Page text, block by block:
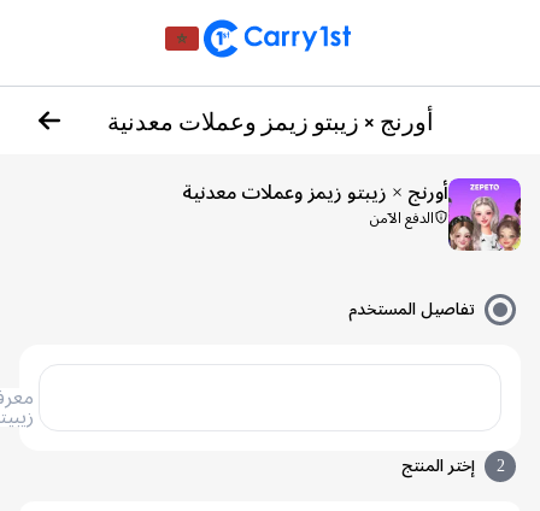
أورنج × زيبتو زيمز وعملات معدنية
أورنج × زيبتو زيمز وعملات معدنية
الدفع الآمن
تفاصيل المستخدم
زيبيتو
إختر المنتج